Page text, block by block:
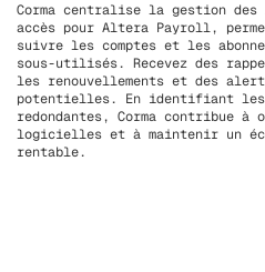
Corma centralise la gestion
accès pour Altera Payroll,
suivre les comptes et les
sous-utilisés. Recevez des
les renouvellements et des
potentielles. En identifiant
redondantes, Corma contribue à
logicielles et à maintenir un
rentable.